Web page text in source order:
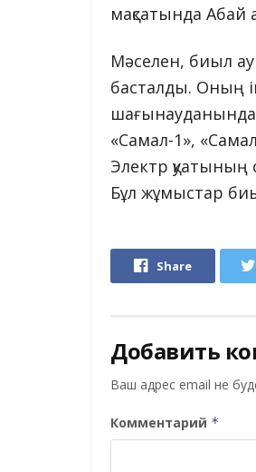
мақсатында Абай
Мәселен, биыл
басталды. Оның
«Самал-1»,
Электр
Бұл жұмыстар
Share
Добавить
Ваш адрес email не
Комментарий *